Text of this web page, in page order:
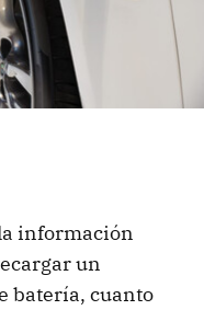
información
un
batería, cuanto